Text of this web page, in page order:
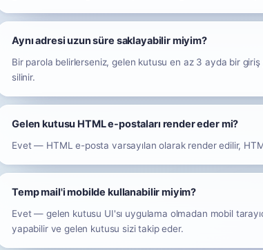
Aynı adresi uzun süre saklayabilir miyim?
Bir parola belirlerseniz, gelen kutusu en az 3 ayda bir giriş
silinir.
Gelen kutusu HTML e-postaları render eder mi?
Evet — HTML e-posta varsayılan olarak render edilir,
Temp mail'i mobilde kullanabilir miyim?
Evet — gelen kutusu UI'sı uygulama olmadan mobil
yapabilir ve gelen kutusu sizi takip eder.